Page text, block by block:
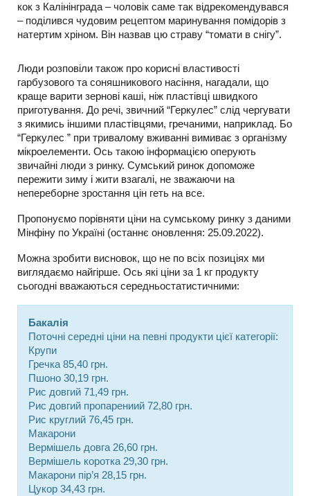
кок з Калінінграда – чоловік саме так відрекомендувався
– поділився чудовим рецептом маринування помідорів з
натертим хріном. Він назвав цю страву “томати в снігу”.
Люди розповіли також про корисні властивості
гарбузового та соняшникового насіння, нагадали, що
краще варити зернові каші, ніж пластівці швидкого
приготування. До речі, звичний “Геркулес” слід чергувати
з якимись іншими пластівцями, гречаними, наприклад. Бо
“Геркулес ” при тривалому вживанні вимиває з організму
мікроелементи. Ось такою інформацією оперують
звичайні люди з ринку. Сумський ринок допоможе
пережити зиму і жити взагалі, не зважаючи на
непереборне зростання цін геть на все.
Пропонуємо порівняти ціни на сумському ринку з даними
Мінфіну по Україні (останнє оновлення: 25.09.2022).
Можна зробити висновок, що не по всіх позиціях ми
виглядаємо найгірше. Ось які ціни за 1 кг продукту
сьогодні вважаються середньостатистичними:
Бакалія
Поточні середні ціни на певні продукти цієї категорії:
Крупи
Гречка 85,40 грн.
Пшоно 30,19 грн.
Рис довгий 71,49 грн.
Рис довгий пропарениий 72,80 грн.
Рис круглий 76,45 грн.
Макарони
Вермішель довга 26,60 грн.
Вермішель коротка 29,30 грн.
Макарони пір’я 28,15 грн.
Цукор 34,43 грн.